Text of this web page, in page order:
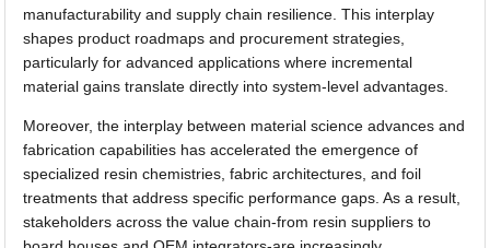
manufacturability and supply chain resilience. This interplay
shapes product roadmaps and procurement strategies,
particularly for advanced applications where incremental
material gains translate directly into system-level advantages.
Moreover, the interplay between material science advances and
fabrication capabilities has accelerated the emergence of
specialized resin chemistries, fabric architectures, and foil
treatments that address specific performance gaps. As a result,
stakeholders across the value chain-from resin suppliers to